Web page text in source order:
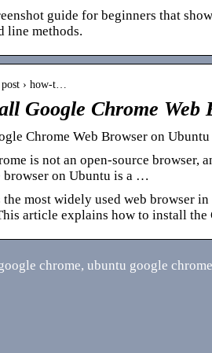
guide for beginners that
line methods.
› how-t…
Google Chrome Web
Chrome Web Browser on
is not an open-source browser,
on Ubuntu is a …
most widely used web browser
article explains how to install
chrome, ubuntu google